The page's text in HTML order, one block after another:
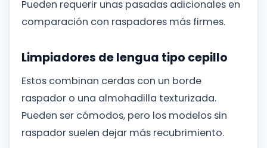
Pueden requerir unas pasadas adicionales en
comparación con raspadores más firmes.
Limpiadores de lengua tipo cepillo
Estos combinan cerdas con un borde
raspador o una almohadilla texturizada.
Pueden ser cómodos, pero los modelos sin
raspador suelen dejar más recubrimiento.